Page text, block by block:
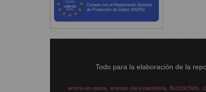
Todo para la elaboración de la
aroma-en-pasta aromas-para-pasteleria bizcochos